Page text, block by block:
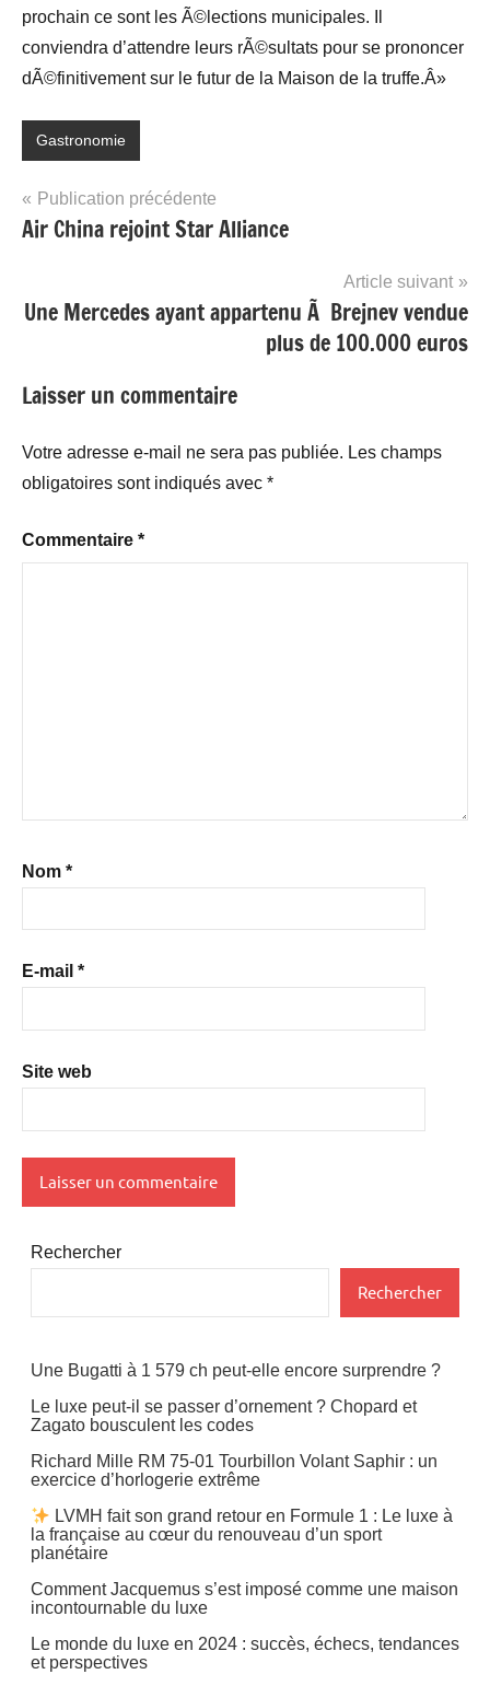
prochain ce sont les Ã©lections municipales. Il
conviendra d’attendre leurs rÃ©sultats pour se prononcer
dÃ©finitivement sur le futur de la Maison de la truffe.Â»
Gastronomie
Navigation
de
Publication précédente
Air China rejoint Star Alliance
Article suivant
Une Mercedes ayant appartenu Ã Brejnev vendue
plus de 100.000 euros
Laisser un commentaire
Votre adresse e-mail ne sera pas publiée. Les champs
obligatoires sont indiqués avec *
Commentaire *
Nom *
E-mail *
Site web
Rechercher
Rechercher
Une Bugatti à 1 579 ch peut-elle encore surprendre ?
Le luxe peut-il se passer d’ornement ? Chopard et
Zagato bousculent les codes
Richard Mille RM 75-01 Tourbillon Volant Saphir : un
exercice d’horlogerie extrême
LVMH fait son grand retour en Formule 1 : Le luxe à
la française au cœur du renouveau d’un sport
planétaire
Comment Jacquemus s’est imposé comme une maison
incontournable du luxe
Le monde du luxe en 2024 : succès, échecs, tendances
et perspectives